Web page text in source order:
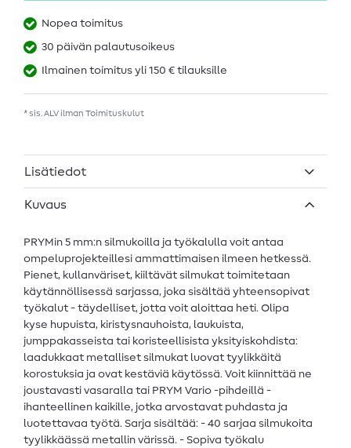
Nopea toimitus
30 päivän palautusoikeus
Ilmainen toimitus yli 150 € tilauksille
* sis. ALV ilman Toimituskulut
Lisätiedot
Kuvaus
PRYMin 5 mm:n silmukoilla ja työkalulla voit antaa
ompeluprojekteillesi ammattimaisen ilmeen hetkessä.
Pienet, kullanväriset, kiiltävät silmukat toimitetaan
käytännöllisessä sarjassa, joka sisältää yhteensopivat
työkalut - täydelliset, jotta voit aloittaa heti. Olipa
kyse hupuista, kiristysnauhoista, laukuista,
jumppakasseista tai koristeellisista yksityiskohdista:
laadukkaat metalliset silmukat luovat tyylikkäitä
korostuksia ja ovat kestäviä käytössä. Voit kiinnittää ne
joustavasti vasaralla tai PRYM Vario -pihdeillä -
ihanteellinen kaikille, jotka arvostavat puhdasta ja
luotettavaa työtä. Sarja sisältää: - 40 sarjaa silmukoita
tyylikkäässä metallin värissä. - Sopiva työkalu